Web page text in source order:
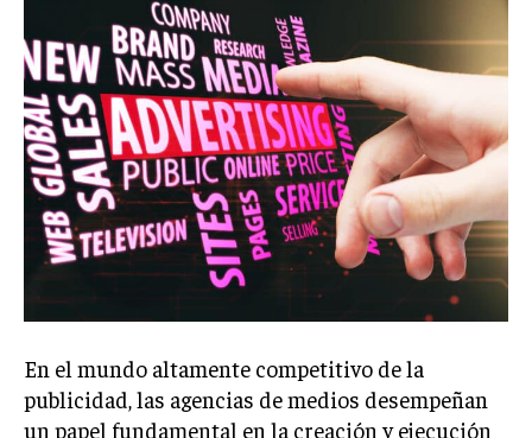
Welcome to Liberty Case
We have a curated list of the most noteworthy news from all
across the globe. With any subscription plan, you get access
toexclusive articlesthat let you stay ahead of the curve.
Your Profile
NEWS LIFESTYLE PUBLIC OPINION
En el mundo altamente competitivo de la
publicidad, las agencias de medios desempeñan
un papel fundamental en la creación y ejecución